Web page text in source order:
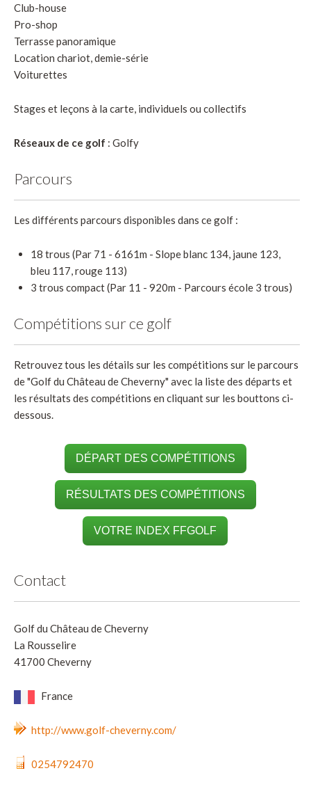
Club-house
Pro-shop
Terrasse panoramique
Location chariot, demie-série
Voiturettes
Stages et leçons à la carte, individuels ou collectifs
Réseaux de ce golf : Golfy
Parcours
Les différents parcours disponibles dans ce golf :
18 trous (Par 71 - 6161m - Slope blanc 134, jaune 123,
bleu 117, rouge 113)
3 trous compact (Par 11 - 920m - Parcours école 3 trous)
Compétitions sur ce golf
Retrouvez tous les détails sur les compétitions sur le parcours
de "Golf du Château de Cheverny" avec la liste des départs et
les résultats des compétitions en cliquant sur les bouttons ci-
dessous.
DÉPART DES COMPÉTITIONS
RÉSULTATS DES COMPÉTITIONS
VOTRE INDEX FFGOLF
Contact
Golf du Château de Cheverny
La Rousselire
41700 Cheverny
France
http://www.golf-cheverny.com/
0254792470